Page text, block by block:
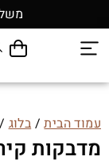
עמוד הבית/בלוג/
מדבקות